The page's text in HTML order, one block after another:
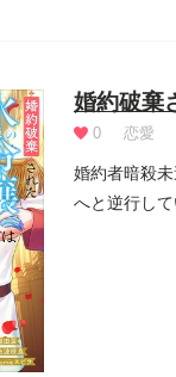
婚約破棄
0 恋愛
婚約者暗殺
へと逆行し